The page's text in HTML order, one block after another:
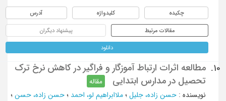
چکیده کلیدواژه آدرس
مقالات مرتبط پیشنهاد دیگران
دانلود
10.
مطالعه اثرات ارتباط آموزگار و فراگیر در کاهش نرخ ترک
تحصیل در مدارس ابتدایی
مقاله
نویسنده: حسن زاده، جلیل ؛ ملاابراهیم لو، احمد؛ حسن زاده، حسن؛